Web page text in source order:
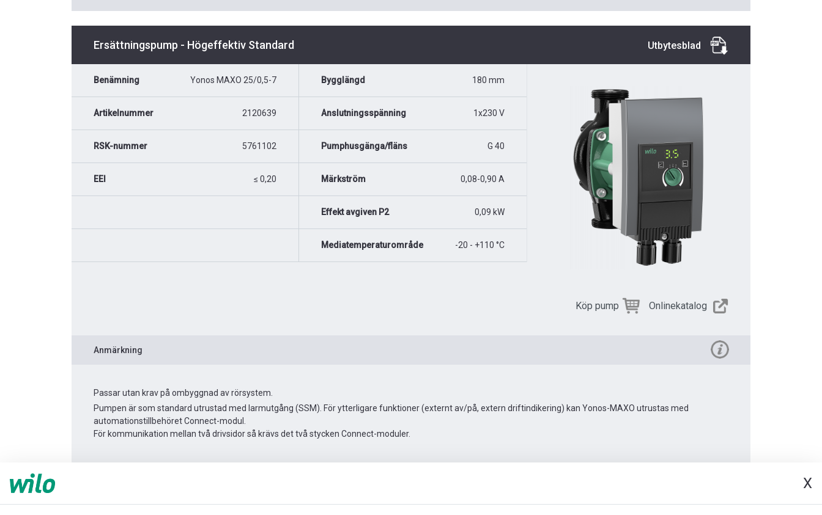
X
Ersättningspump - Högeffektiv Standard Utbytesblad
Benämning Yonos MAXO 25/0,5-7
Artikelnummer 2120639
RSK-nummer 5761102
EEI ≤ 0,20
Bygglängd 180 mm
Anslutningsspänning 1x230 V
Pumphusgänga/fläns G 40
Märkström 0,08-0,90 A
Effekt avgiven P2 0,09 kW
Mediatemperaturområde -20 - +110 °C
Köp pump Onlinekatalog
Anmärkning
Passar utan krav på ombyggnad av rörsystem.
Pumpen är som standard utrustad med larmutgång (SSM). För ytterligare funktioner (externt av/på, extern driftindikering) kan Yonos-MAXO utrustas med
automationstillbehöret Connect-modul.
För kommunikation mellan två drivsidor så krävs det två stycken Connect-moduler.